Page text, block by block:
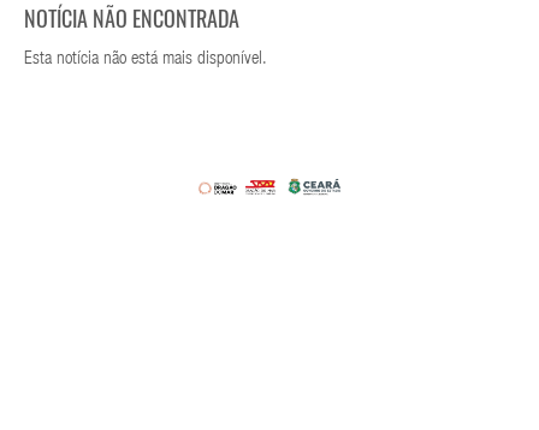
NOTÍCIA NÃO ENCONTRADA
Esta notícia não está mais disponível.